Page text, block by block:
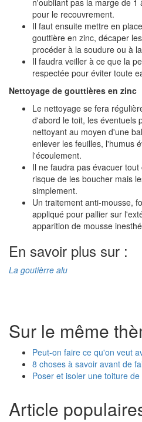
n'oubliant pas la marge de
pour le recouvrement.
Il faut ensuite mettre en
gouttière en zinc, décaper
procéder à la soudure ou à
Il faudra veiller à ce que la
respectée pour éviter toute
Nettoyage de gouttières en zinc
Le nettoyage se fera
d'abord le toit, les éventuels
nettoyant au moyen d'une
enlever les feuilles, l'humus
l'écoulement.
Il ne faudra pas évacuer
risque de les boucher mais
simplement.
Un traitement anti-mousse,
appliqué pour pallier sur
apparition de mousse
En savoir plus sur :
La goutièrre alu
Sur le même
Peut-on faire ce qu'on veut
8 choses à savoir avant de
Poser et isoler une toiture
Article